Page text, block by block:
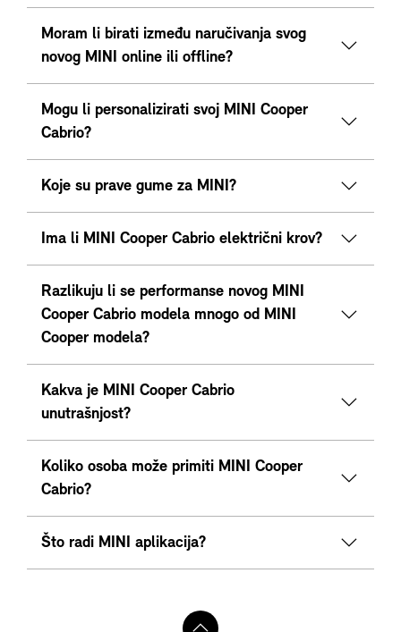
Moram li birati između naručivanja svog
novog MINI online ili offline?
Mogu li personalizirati svoj MINI Cooper
Cabrio?
Koje su prave gume za MINI?
Ima li MINI Cooper Cabrio električni krov?
Razlikuju li se performanse novog MINI
Cooper Cabrio modela mnogo od MINI
Cooper modela?
Kakva je MINI Cooper Cabrio
unutrašnjost?
Koliko osoba može primiti MINI Cooper
Cabrio?
Što radi MINI aplikacija?